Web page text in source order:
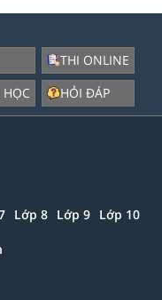
HỌC
THI ONLINE
HỎI ĐÁP
Lớp 8 Lớp 9 Lớp 10